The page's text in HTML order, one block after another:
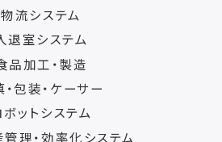
物流システム
退室システム
品加工・製造
・包装・ケーサー
ボットシステム
管理・効率化システム